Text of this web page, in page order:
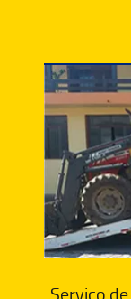
Serviço